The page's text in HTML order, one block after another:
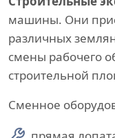
машины. Они
различных
смены рабочего
строительной
Сменное